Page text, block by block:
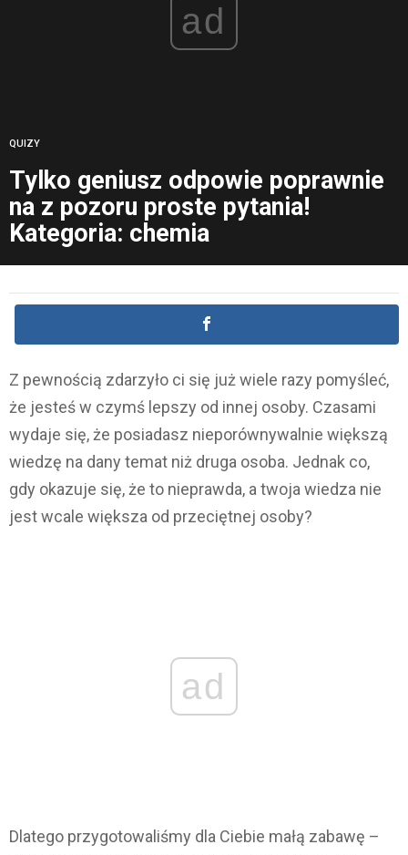
ad
QUIZY
Tylko geniusz odpowie poprawnie
na z pozoru proste pytania!
Kategoria: chemia
Z pewnością zdarzyło ci się już wiele razy pomyśleć,
że jesteś w czymś lepszy od innej osoby. Czasami
wydaje się, że posiadasz nieporównywalnie większą
wiedzę na dany temat niż druga osoba. Jednak co,
gdy okazuje się, że to nieprawda, a twoja wiedza nie
jest wcale większa od przeciętnej osoby?
ad
Dlatego przygotowaliśmy dla Ciebie małą zabawę –